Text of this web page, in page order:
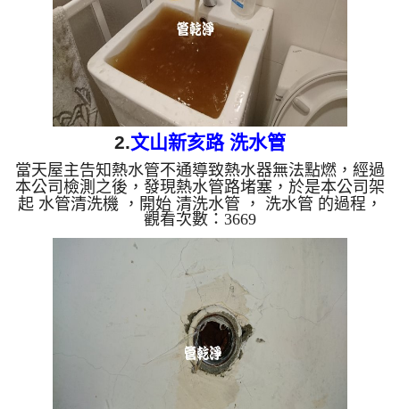
2.文山新亥路 洗水管
當天屋主告知熱水管不通導致熱水器無法點燃，經過
本公司檢測之後，發現熱水管路堵塞，於是本公司架
起 水管清洗機 ，開始 清洗水管 ， 洗水管 的過程，
水管冒出濃濃的茶色的鏽水，屋主驚覺家中水管有夠
離譜，熱水管路兩次堵塞，本公司使用特別 清洗水
管工法 ， 水管清洗 約二小時，終於讓熱水器能點
燃。 清洗水管 水管清洗 洗水管 熱水管堵塞 熱水忽
冷忽熱 ...
觀看次數：3669